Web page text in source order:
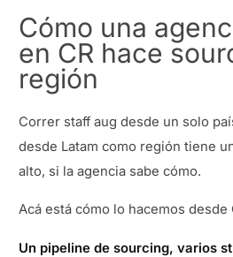
Cómo una
en CR hace
región
Correr staff aug desde un solo
desde Latam como región tiene
alto, si la agencia sabe cómo.
Acá está cómo lo hacemos desde
Un pipeline de sourcing, varios